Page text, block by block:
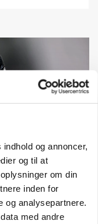
og annoncer,
og til at
om din
inden for
og analysepartnere.
med andre
kvier: